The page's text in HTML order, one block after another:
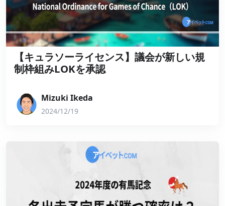
【キュラソーライセンス】議会が新しい規
制枠組みLOKを承認
Mizuki Ikeda
2024/12/19